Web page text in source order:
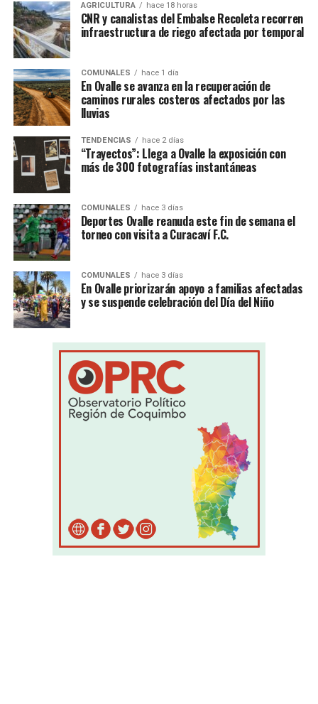
AGRICULTURA hace 18 horas
CNR y canalistas del Embalse Recoleta recorren
infraestructura de riego afectada por temporal
COMUNALES hace 1 día
En Ovalle se avanza en la recuperación de
caminos rurales costeros afectados por las
lluvias
TENDENCIAS hace 2 días
“Trayectos”: Llega a Ovalle la exposición con
más de 300 fotografías instantáneas
COMUNALES hace 3 días
Deportes Ovalle reanuda este fin de semana el
torneo con visita a Curacaví F.C.
COMUNALES hace 3 días
En Ovalle priorizarán apoyo a familias afectadas
y se suspende celebración del Día del Niño